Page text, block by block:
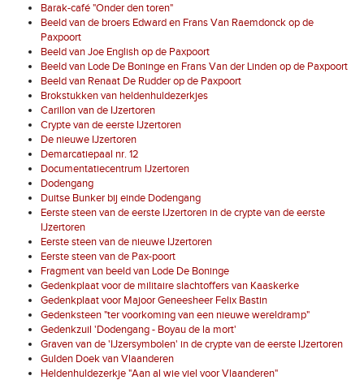
Barak-café "Onder den toren"
Beeld van de broers Edward en Frans Van Raemdonck op de
Paxpoort
Beeld van Joe English op de Paxpoort
Beeld van Lode De Boninge en Frans Van der Linden op de Paxpoort
Beeld van Renaat De Rudder op de Paxpoort
Brokstukken van heldenhuldezerkjes
Carillon van de IJzertoren
Crypte van de eerste IJzertoren
De nieuwe IJzertoren
Demarcatiepaal nr. 12
Documentatiecentrum IJzertoren
Dodengang
Duitse Bunker bij einde Dodengang
Eerste steen van de eerste IJzertoren in de crypte van de eerste
IJzertoren
Eerste steen van de nieuwe IJzertoren
Eerste steen van de Pax-poort
Fragment van beeld van Lode De Boninge
Gedenkplaat voor de militaire slachtoffers van Kaaskerke
Gedenkplaat voor Majoor Geneesheer Felix Bastin
Gedenksteen "ter voorkoming van een nieuwe wereldramp"
Gedenkzuil 'Dodengang - Boyau de la mort'
Graven van de 'IJzersymbolen' in de crypte van de eerste IJzertoren
Gulden Doek van Vlaanderen
Heldenhuldezerkje "Aan al wie viel voor Vlaanderen"